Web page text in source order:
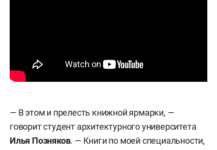
— В этом и прелесть книжной ярмарки, —
говорит студент архитектурного университета
Илья Позняков. — Книги по моей специальности,